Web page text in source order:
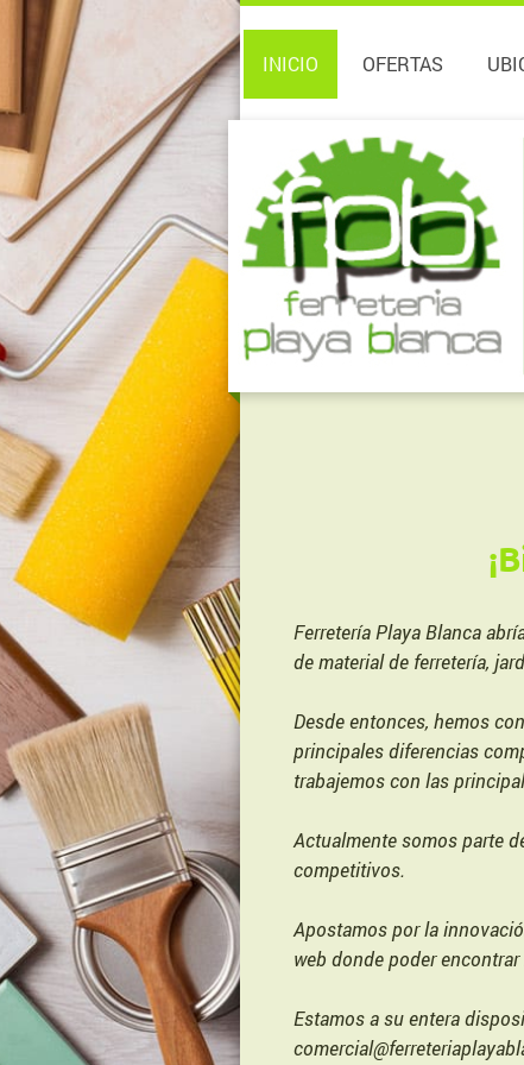
INICIO OFERTAS
Ferretería Playa Blanca
de material de ferretería,
Desde entonces, hemos
principales diferencias
trabajemos con las
Actualmente somos parte
competitivos.
Apostamos por la
web donde poder
Estamos a su entera